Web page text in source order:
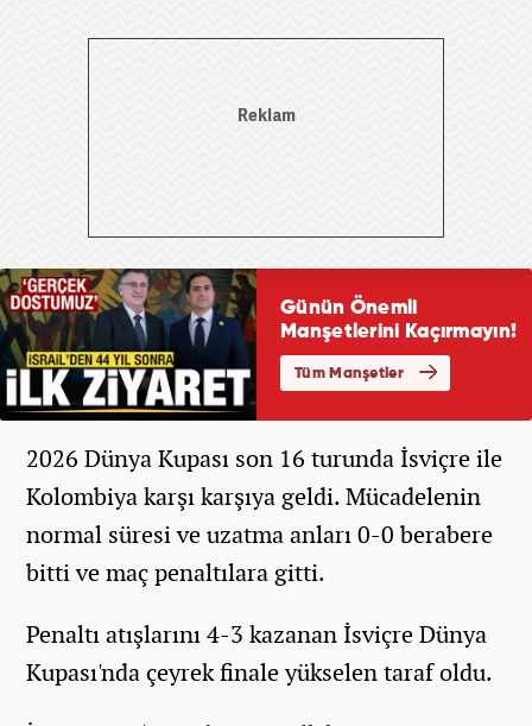
2026 Dünya Kupası son 16 turunda İsviçre ile
Kolombiya karşı karşıya geldi. Mücadelenin
normal süresi ve uzatma anları 0-0 berabere
bitti ve maç penaltılara gitti.
Penaltı atışlarını 4-3 kazanan İsviçre Dünya
Kupası'nda çeyrek finale yükselen taraf oldu.